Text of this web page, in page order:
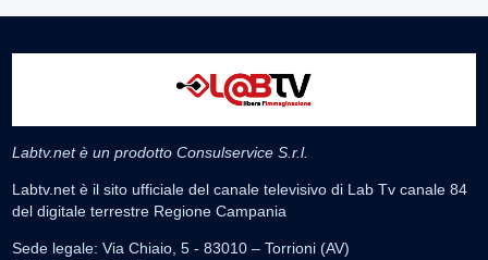
Labtv.net è un prodotto Consulservice S.r.l.
Labtv.net è il sito ufficiale del canale televisivo di Lab Tv canale 84
del digitale terrestre Regione Campania
Sede legale: Via Chiaio, 5 - 83010 – Torrioni (AV)